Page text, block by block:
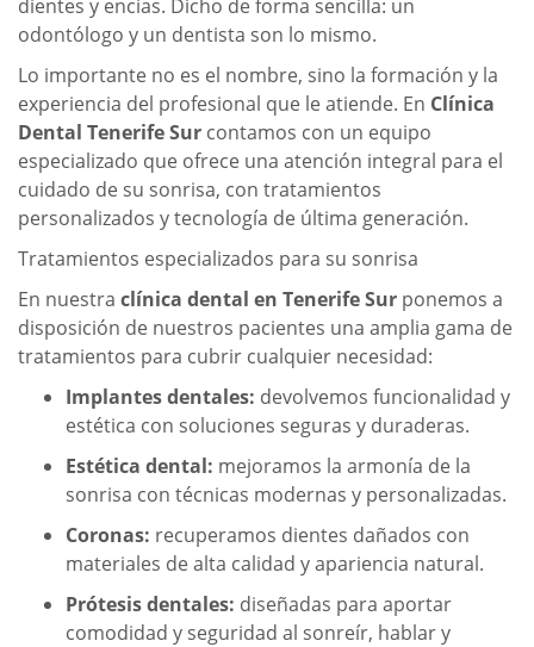
dientes y encías. Dicho de forma sencilla: un
odontólogo y un dentista son lo mismo.
Lo importante no es el nombre, sino la formación y la
experiencia del profesional que le atiende. En Clínica
Dental Tenerife Sur contamos con un equipo
especializado que ofrece una atención integral para el
cuidado de su sonrisa, con tratamientos
personalizados y tecnología de última generación.
Tratamientos especializados para su sonrisa
En nuestra clínica dental en Tenerife Sur ponemos a
disposición de nuestros pacientes una amplia gama de
tratamientos para cubrir cualquier necesidad:
Implantes dentales: devolvemos funcionalidad y
estética con soluciones seguras y duraderas.
Estética dental: mejoramos la armonía de la
sonrisa con técnicas modernas y personalizadas.
Coronas: recuperamos dientes dañados con
materiales de alta calidad y apariencia natural.
Prótesis dentales: diseñadas para aportar
comodidad y seguridad al sonreír, hablar y